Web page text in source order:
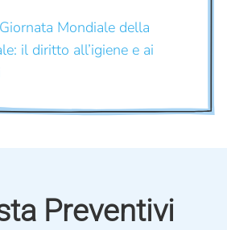
Mondiale della
il diritto all’igiene e ai
Preventivi